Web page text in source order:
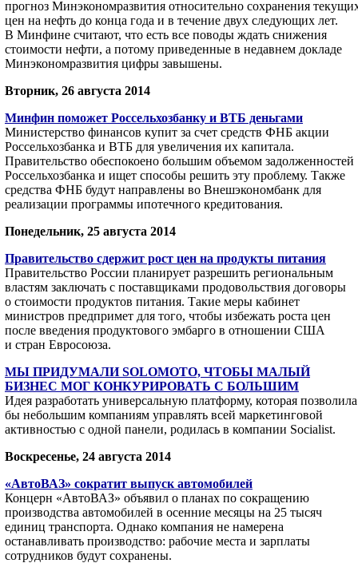
прогноз Минэкономразвития относительно сохранения
цен на нефть до конца года и в течение двух следующих лет.
В Минфине считают, что есть все поводы ждать снижения
стоимости нефти, а потому приведенные в недавнем докладе
Минэкономразвития цифры завышены.
Вторник, 26 августа 2014
Минфин поможет Россельхозбанку и ВТБ деньгами
Министерство финансов купит за счет средств ФНБ акции
Россельхозбанка и ВТБ для увеличения их капитала.
Правительство обеспокоено большим объемом задолженностей
Россельхозбанка и ищет способы решить эту проблему. Также
средства ФНБ будут направлены во Внешэкономбанк для
реализации программы ипотечного кредитования.
Понедельник, 25 августа 2014
Правительство сдержит рост цен на продукты питания
Правительство России планирует разрешить региональным
властям заключать с поставщиками продовольствия договоры
о стоимости продуктов питания. Такие меры кабинет
министров предпримет для того, чтобы избежать роста цен
после введения продуктового эмбарго в отношении США
и стран Евросоюза.
МЫ ПРИДУМАЛИ SOLOMOTO, ЧТОБЫ МАЛЫЙ
БИЗНЕС МОГ КОНКУРИРОВАТЬ С БОЛЬШИМ
Идея разработать универсальную платформу, которая позволила
бы небольшим компаниям управлять всей маркетинговой
активностью с одной панели, родилась в компании Socialist.
Воскресенье, 24 августа 2014
«АвтоВАЗ» сократит выпуск автомобилей
Концерн «АвтоВАЗ» объявил о планах по сокращению
производства автомобилей в осенние месяцы на 25 тысяч
единиц транспорта. Однако компания не намерена
останавливать производство: рабочие места и зарплаты
сотрудников будут сохранены.